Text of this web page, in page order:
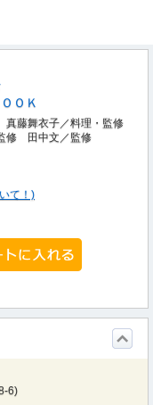
ＯＫ
藤舞衣子／料理・監修
修 田中文／監修
て！)
6)